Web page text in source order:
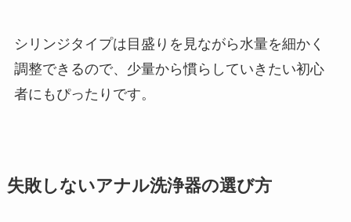
シリンジタイプは目盛りを見ながら水量を細かく
調整できるので、少量から慣らしていきたい初心
者にもぴったりです。
失敗しないアナル洗浄器の選び方